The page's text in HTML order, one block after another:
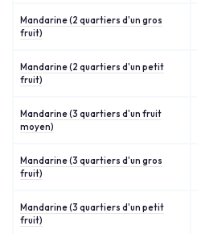
Mandarine (2 quartiers d'un gros
fruit)
Mandarine (2 quartiers d'un petit
fruit)
Mandarine (3 quartiers d'un fruit
moyen)
Mandarine (3 quartiers d'un gros
fruit)
Mandarine (3 quartiers d'un petit
fruit)